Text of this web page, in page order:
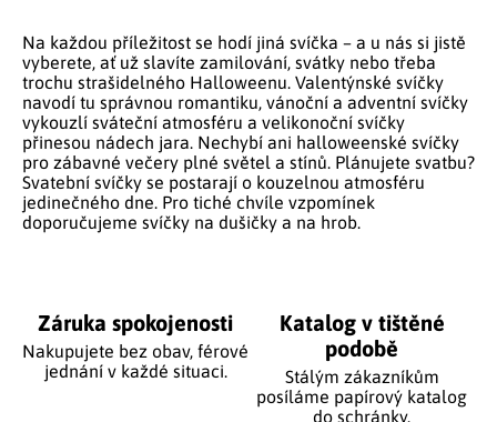
Na každou příležitost se hodí jiná svíčka – a u nás si jistě
vyberete, ať už slavíte zamilování, svátky nebo třeba
trochu strašidelného Halloweenu. Valentýnské svíčky
navodí tu správnou romantiku, vánoční a adventní svíčky
vykouzlí sváteční atmosféru a velikonoční svíčky
přinesou nádech jara. Nechybí ani halloweenské svíčky
pro zábavné večery plné světel a stínů. Plánujete svatbu?
Svatební svíčky se postarají o kouzelnou atmosféru
jedinečného dne. Pro tiché chvíle vzpomínek
doporučujeme svíčky na dušičky a na hrob.
Záruka spokojenosti
Nakupujete bez obav, férové
jednání v každé situaci.
Katalog v tištěné
podobě
Stálým zákazníkům
posíláme papírový katalog
do schránky.